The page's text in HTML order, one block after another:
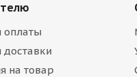
оплаты
доставки
на товар